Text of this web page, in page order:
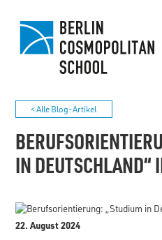
< Alle Blog-Artikel
IN DEUTSCHLAND“
22. August 2024